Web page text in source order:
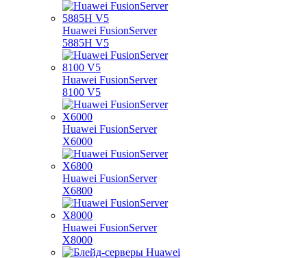
Huawei FusionServer
5885H V5
Huawei FusionServer
8100 V5
Huawei FusionServer
X6000
Huawei FusionServer
X6800
Huawei FusionServer
X8000